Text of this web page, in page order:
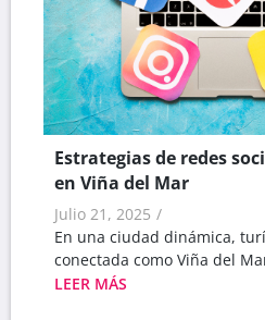
Estrategias de redes
en Viña del Mar
Julio 21, 2025 /
En una ciudad dinámica,
conectada como Viña del
LEER MÁS